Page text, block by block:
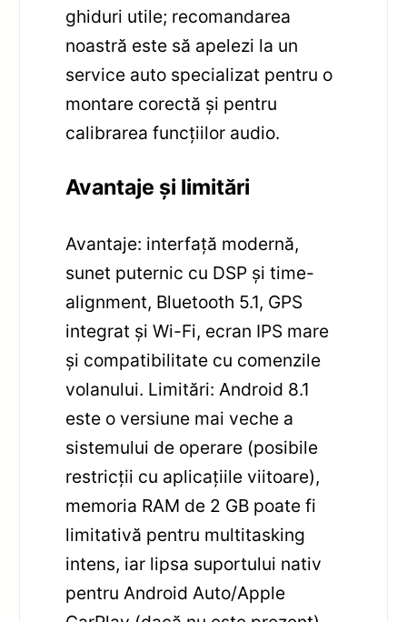
ghiduri utile; recomandarea
noastră este să apelezi la un
service auto specializat pentru o
montare corectă și pentru
calibrarea funcțiilor audio.
Avantaje și limitări
Avantaje: interfață modernă,
sunet puternic cu DSP și time-
alignment, Bluetooth 5.1, GPS
integrat și Wi-Fi, ecran IPS mare
și compatibilitate cu comenzile
volanului. Limitări: Android 8.1
este o versiune mai veche a
sistemului de operare (posibile
restricții cu aplicațiile viitoare),
memoria RAM de 2 GB poate fi
limitativă pentru multitasking
intens, iar lipsa suportului nativ
pentru Android Auto/Apple